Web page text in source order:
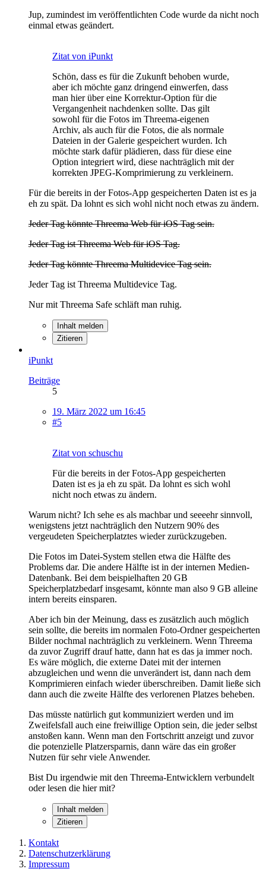
Jup, zumindest im veröffentlichten Code wurde da nicht noch
einmal etwas geändert.
Zitat von iPunkt
Schön, dass es für die Zukunft behoben wurde,
aber ich möchte ganz dringend einwerfen, dass
man hier über eine Korrektur-Option für die
Vergangenheit nachdenken sollte. Das gilt
sowohl für die Fotos im Threema-eigenen
Archiv, als auch für die Fotos, die als normale
Dateien in der Galerie gespeichert wurden. Ich
möchte stark dafür plädieren, dass für diese eine
Option integriert wird, diese nachträglich mit der
korrekten JPEG-Komprimierung zu verkleinern.
Für die bereits in der Fotos-App gespeicherten Daten ist es ja
eh zu spät. Da lohnt es sich wohl nicht noch etwas zu ändern.
Jeder Tag könnte Threema Web für iOS Tag sein.
Jeder Tag ist Threema Web für iOS Tag.
Jeder Tag könnte Threema Multidevice Tag sein.
Jeder Tag ist Threema Multidevice Tag.
Nur mit Threema Safe schläft man ruhig.
Inhalt melden
Zitieren
iPunkt
Beiträge
5
19. März 2022 um 16:45
#5
Zitat von schuschu
Für die bereits in der Fotos-App gespeicherten
Daten ist es ja eh zu spät. Da lohnt es sich wohl
nicht noch etwas zu ändern.
Warum nicht? Ich sehe es als machbar und seeeehr sinnvoll,
wenigstens jetzt nachträglich den Nutzern 90% des
vergeudeten Speicherplatztes wieder zurückzugeben.
Die Fotos im Datei-System stellen etwa die Hälfte des
Problems dar. Die andere Hälfte ist in der internen Medien-
Datenbank. Bei dem beispielhaften 20 GB
Speicherplatzbedarf insgesamt, könnte man also 9 GB alleine
intern bereits einsparen.
Aber ich bin der Meinung, dass es zusätzlich auch möglich
sein sollte, die bereits im normalen Foto-Ordner gespeicherten
Bilder nochmal nachträglich zu verkleinern. Wenn Threema
da zuvor Zugriff drauf hatte, dann hat es das ja immer noch.
Es wäre möglich, die externe Datei mit der internen
abzugleichen und wenn die unverändert ist, dann nach dem
Komprimieren einfach wieder überschreiben. Damit ließe sich
dann auch die zweite Hälfte des verlorenen Platzes beheben.
Das müsste natürlich gut kommuniziert werden und im
Zweifelsfall auch eine freiwillige Option sein, die jeder selbst
anstoßen kann. Wenn man den Fortschritt anzeigt und zuvor
die potenzielle Platzersparnis, dann wäre das ein großer
Nutzen für sehr viele Anwender.
Bist Du irgendwie mit den Threema-Entwicklern verbundelt
oder lesen die hier mit?
Inhalt melden
Zitieren
Kontakt
Datenschutzerklärung
Impressum